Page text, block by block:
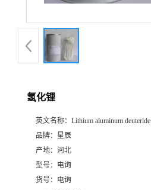
氢化锂
英文名称： Lithium aluminum deuteride
品牌： 星辰
产地： 河北
型号： 电询
货号： 电询